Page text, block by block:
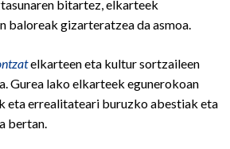
bitartez, elkarteek
baloreak gizarteratzea da asmoa.
elkarteen eta kultur sortzaileen
Gurea lako elkarteek egunerokoan
eta errealitateari buruzko abestiak eta
bertan.